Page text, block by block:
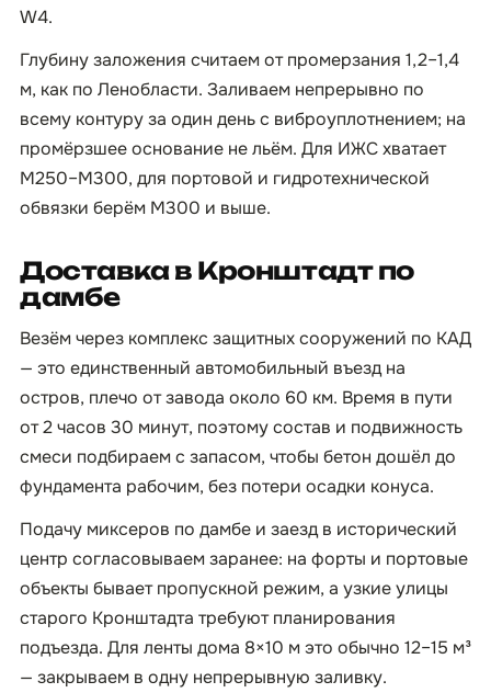
W4.
Глубину заложения считаем от промерзания 1,2–1,4
м, как по Ленобласти. Заливаем непрерывно по
всему контуру за один день с виброуплотнением; на
промёрзшее основание не льём. Для ИЖС хватает
М250–М300, для портовой и гидротехнической
обвязки берём М300 и выше.
Доставка в Кронштадт по
дамбе
Везём через комплекс защитных сооружений по КАД
— это единственный автомобильный въезд на
остров, плечо от завода около 60 км. Время в пути
от 2 часов 30 минут, поэтому состав и подвижность
смеси подбираем с запасом, чтобы бетон дошёл до
фундамента рабочим, без потери осадки конуса.
Подачу миксеров по дамбе и заезд в исторический
центр согласовываем заранее: на форты и портовые
объекты бывает пропускной режим, а узкие улицы
старого Кронштадта требуют планирования
подъезда. Для ленты дома 8×10 м это обычно 12–15 м³
— закрываем в одну непрерывную заливку.